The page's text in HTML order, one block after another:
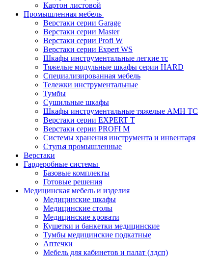
Картон листовой
Промышленная мебель
Верстаки серии Garage
Верстаки серии Master
Верстаки серии Profi W
Верстаки серии Expert WS
Шкафы инструментальные легкие тс
Тяжелые модульные шкафы серии HARD
Cпециализированная мебель
Тележки инструментальные
Тумбы
Cушильные шкафы
Шкафы инструментальные тяжелые AMH TC
Верстаки серии EXPERT T
Верстаки серии PROFI M
Системы хранения инструмента и инвентаря
Стулья промышленные
Верстаки
Гардеробные системы
Базовые комплекты
Готовые решения
Медицинская мебель и изделия
Медицинские шкафы
Медицинские столы
Медицинские кровати
Кушетки и банкетки медицинские
Тумбы медицинские подкатные
Аптечки
Мебель для кабинетов и палат (лдсп)